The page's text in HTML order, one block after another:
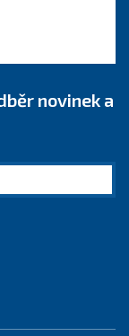
novinek a